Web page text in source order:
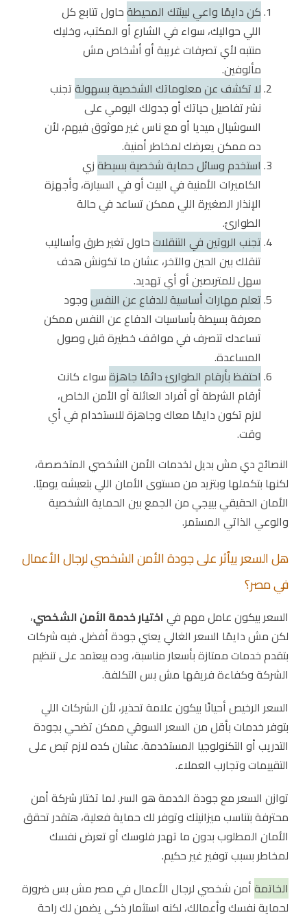
كن دايمًا واعي لبيئتك المحيطةحاول تتابع كل
اللي حواليك، سواء في الشارع أو المكتب، وخليك
منتبه لأي تصرفات غريبة أو أشخاص مش
مألوفين.
لا تكشف عن معلوماتك الشخصية بسهولةتجنب
نشر تفاصيل حياتك أو جدولك اليومي على
السوشيال ميديا أو مع ناس غير موثوق فيهم، لأن
ده ممكن يعرضك لمخاطر أمنية.
استخدم وسائل حماية شخصية بسيطةزي
الكاميرات الأمنية في البيت أو في السيارة، وأجهزة
الإنذار الصغيرة اللي ممكن تساعد في حالة
الطوارئ.
تجنب الروتين في التنقلاتحاول تغير طرق وأساليب
تنقلك بين الحين والآخر، عشان ما تكونش هدف
سهل للمتربصين أو أي تهديد.
تعلم مهارات أساسية للدفاع عن النفسوجود
معرفة بسيطة بأساسيات الدفاع عن النفس ممكن
تساعدك تتصرف في مواقف خطيرة قبل وصول
المساعدة.
احتفظ بأرقام الطوارئ دائمًا جاهزةسواء كانت
أرقام الشرطة أو أفراد العائلة أو الأمن الخاص،
لازم تكون دايمًا معاك وجاهزة للاستخدام في أي
وقت.
النصائح دي مش بديل لخدمات الأمن الشخصي المتخصصة،
لكنها بتكملها وبتزيد من مستوى الأمان اللي بتعيشه يوميًا.
الأمان الحقيقي بييجي من الجمع بين الحماية الشخصية
والوعي الذاتي المستمر.
هل السعر بيأثر على جودة الأمن الشخصي لرجال الأعمال
في مصر؟
السعر بيكون عامل مهم فياختيار خدمة الأمن الشخصي،
لكن مش دايمًا السعر الغالي يعني جودة أفضل. فيه شركات
بتقدم خدمات ممتازة بأسعار مناسبة، وده بيعتمد على تنظيم
الشركة وكفاءة فريقها مش بس التكلفة.
السعر الرخيص أحيانًا بيكون علامة تحذير، لأن الشركات اللي
بتوفر خدمات بأقل من السعر السوقي ممكن تضحي بجودة
التدريب أو التكنولوجيا المستخدمة. عشان كده لازم تبص على
التقييمات وتجارب العملاء.
توازن السعر مع جودة الخدمة هو السر. لما تختار شركة أمن
محترفة بتناسب ميزانيتك وتوفر لك حماية فعلية، هتقدر تحقق
الأمان المطلوب بدون ما تهدر فلوسك أو تعرض نفسك
لمخاطر بسبب توفير غير حكيم.
الخاتمةأمن شخصي لرجال الأعمال في مصر مش بس ضرورة
لحماية نفسك وأعمالك، لكنه استثمار ذكي يضمن لك راحة